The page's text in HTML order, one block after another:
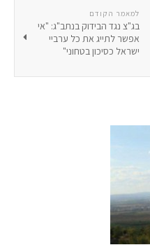
למאמר הקודם
בג"צ נגד הבידוק בנתב"ג: "אי
אפשר לתייג את כל ערביי
ישראל כסיכון בטחוני"